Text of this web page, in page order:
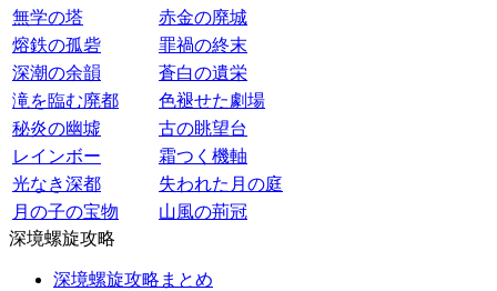
無学の塔
赤金の廃城
熔鉄の孤砦
罪禍の終末
深潮の余韻
蒼白の遺栄
滝を臨む廃都
色褪せた劇場
秘炎の幽墟
古の眺望台
レインボー
霜つく機軸
光なき深都
失われた月の庭
月の子の宝物
山風の荊冠
深境螺旋攻略
深境螺旋攻略まとめ